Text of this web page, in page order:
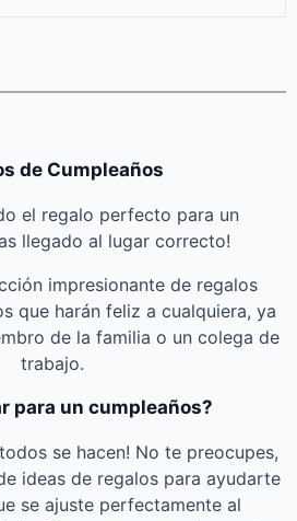
de Cumpleaños
el regalo perfecto para un
llegado al lugar correcto!
impresionante de regalos
que harán feliz a cualquiera, ya
de la familia o un colega de
trabajo.
para un cumpleaños?
se hacen! No te preocupes,
ideas de regalos para ayudarte
se ajuste perfectamente al